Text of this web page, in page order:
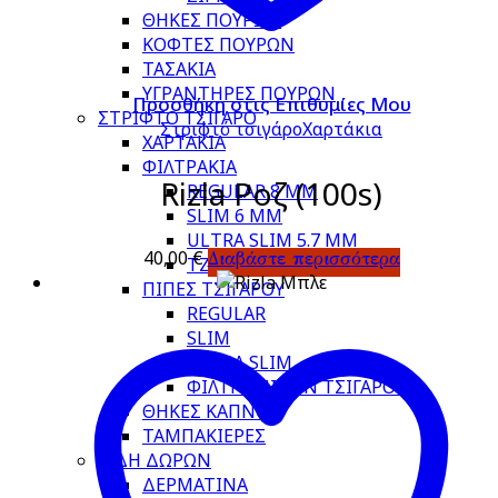
ΘΗΚΕΣ ΠΟΥΡΩΝ
ΚΟΦΤΕΣ ΠΟΥΡΩΝ
ΤΑΣΑΚΙΑ
ΥΓΡΑΝΤΗΡΕΣ ΠΟΥΡΩΝ
ΣΤΡΙΦΤΟ ΤΣΙΓΑΡΟ
ΧΑΡΤΑΚΙΑ
ΦΙΛΤΡΑΚΙΑ
REGULAR 8 MM
SLIM 6 MM
ULTRA SLIM 5.7 MM
ΤΖΙΒΑΝΕΣ
ΠΙΠΕΣ ΤΣΙΓΑΡΟΥ
REGULAR
SLIM
ULTRA SLIM
ΦΙΛΤΡΑ ΠΙΠΩΝ ΤΣΙΓΑΡΟΥ
ΘΗΚΕΣ ΚΑΠΝΟΥ
ΤΑΜΠΑΚΙΕΡΕΣ
ΕΙΔΗ ΔΩΡΩΝ
ΔΕΡΜΑΤΙΝΑ
Προσθήκη στις Επιθυμίες Μου
Στριφτό τσιγάροΧαρτάκια
Rizla Ροζ (100s)
40,00€ Διαβάστε περισσότερα